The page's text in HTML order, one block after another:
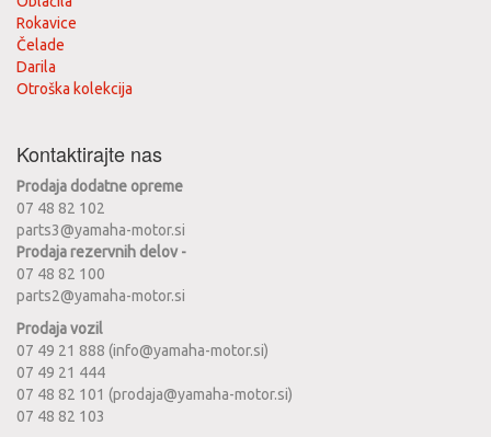
Rokavice
Čelade
Darila
Otroška kolekcija
Kontaktirajte nas
Prodaja dodatne opreme
07 48 82 102
parts3@yamaha-motor.si
Prodaja rezervnih delov -
07 48 82 100
parts2@yamaha-motor.si
Prodaja vozil
07 49 21 888 (info@yamaha-motor.si)
07 49 21 444
07 48 82 101 (prodaja@yamaha-motor.si)
07 48 82 103